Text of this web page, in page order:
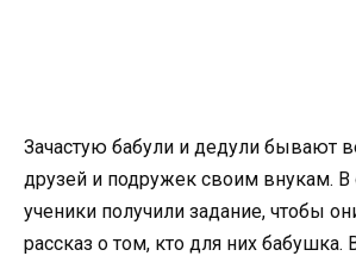
Зачастую бабули и дедули бывают
друзей и подружек своим внукам.
ученики получили задание, чтобы
рассказ о том, кто для них бабушка.